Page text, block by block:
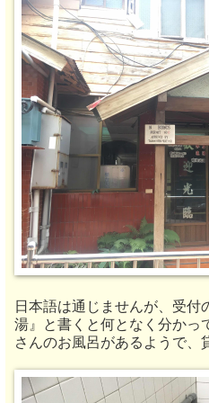
日本語は通じませんが、受付
湯』と書くと何となく分かっ
さんのお風呂があるようで、